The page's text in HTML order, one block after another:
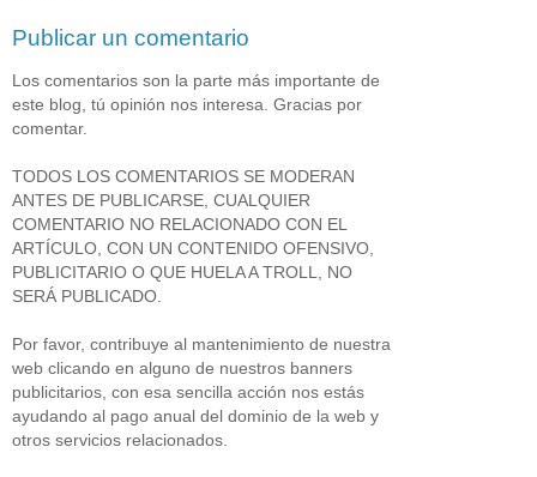
Publicar un comentario
Los comentarios son la parte más importante de
este blog, tú opinión nos interesa. Gracias por
comentar.
TODOS LOS COMENTARIOS SE MODERAN
ANTES DE PUBLICARSE, CUALQUIER
COMENTARIO NO RELACIONADO CON EL
ARTÍCULO, CON UN CONTENIDO OFENSIVO,
PUBLICITARIO O QUE HUELA A TROLL, NO
SERÁ PUBLICADO.
Por favor, contribuye al mantenimiento de nuestra
web clicando en alguno de nuestros banners
publicitarios, con esa sencilla acción nos estás
ayudando al pago anual del dominio de la web y
otros servicios relacionados.